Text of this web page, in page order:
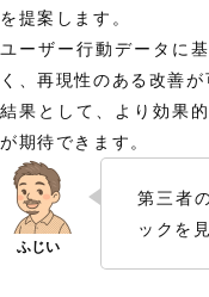
を提案します。
ユーザー行動データに
く、再現性のある改善が
結果として、より効果
が期待できます。
第三者
ックを